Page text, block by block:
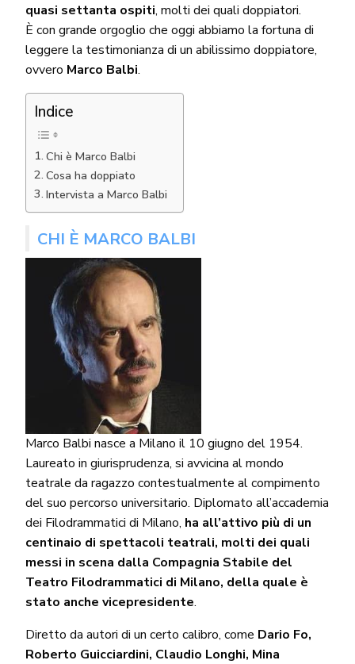
quasi settanta ospiti, molti dei quali doppiatori.
È con grande orgoglio che oggi abbiamo la fortuna di
leggere la testimonianza di un abilissimo doppiatore,
ovvero Marco Balbi.
Indice
Chi è Marco Balbi
Cosa ha doppiato
Intervista a Marco Balbi
CHI È MARCO BALBI
Marco Balbi nasce a Milano il 10 giugno del 1954.
Laureato in giurisprudenza, si avvicina al mondo
teatrale da ragazzo contestualmente al compimento
del suo percorso universitario. Diplomato all’accademia
dei Filodrammatici di Milano, ha all’attivo più di un
centinaio di spettacoli teatrali, molti dei quali
messi in scena dalla Compagnia Stabile del
Teatro Filodrammatici di Milano, della quale è
stato anche vicepresidente.
Diretto da autori di un certo calibro, come Dario Fo,
Roberto Guicciardini, Claudio Longhi, Mina